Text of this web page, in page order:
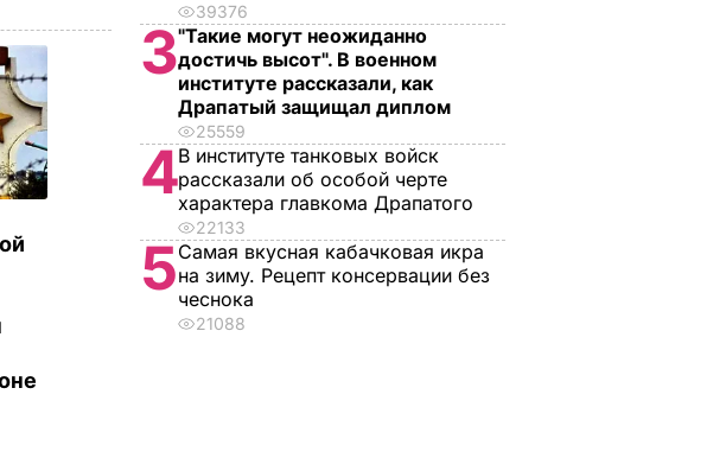
39376
3"Такие могут неожиданно
достичь высот". В военном
институте рассказали, как
Драпатый защищал диплом
25559
4В институте танковых войск
рассказали об особой черте
характера главкома Драпатого
22133
5Самая вкусная кабачковая икра
на зиму. Рецепт консервации без
чеснока
21088